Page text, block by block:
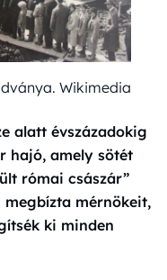
Wikimedia
alatt évszázadokig
hajó, amely sötét
római császár”
mérnökeit,
ki minden